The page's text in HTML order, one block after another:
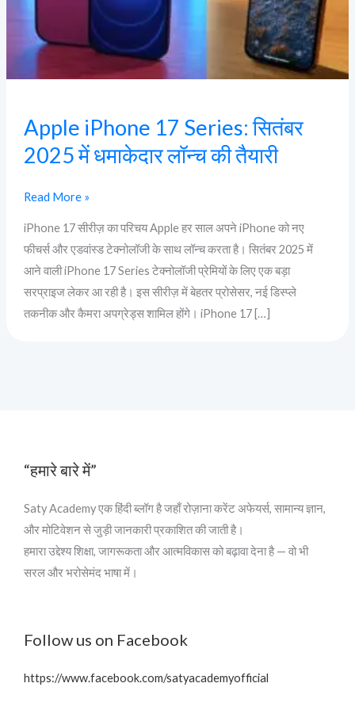
Apple iPhone 17 Series: सितंबर
2025 में धमाकेदार लॉन्च की तैयारी
धमाकेदार
लॉन्च
की
Read More »
iPhone 17 सीरीज़ का परिचय Apple हर साल अपने iPhone को नए
फीचर्स और एडवांस्ड टेक्नोलॉजी के साथ लॉन्च करता है। सितंबर 2025 में
आने वाली iPhone 17 Series टेक्नोलॉजी प्रेमियों के लिए एक बड़ा
सरप्राइज लेकर आ रही है। इस सीरीज़ में बेहतर प्रोसेसर, नई डिस्प्ले
तकनीक और कैमरा अपग्रेड्स शामिल होंगे। iPhone 17 […]
“हमारे बारे में”
Saty Academy एक हिंदी ब्लॉग है जहाँ रोज़ाना करेंट अफेयर्स, सामान्य ज्ञान,
और मोटिवेशन से जुड़ी जानकारी प्रकाशित की जाती है।
हमारा उद्देश्य शिक्षा, जागरूकता और आत्मविकास को बढ़ावा देना है — वो भी
सरल और भरोसेमंद भाषा में।
Follow us on Facebook
https://www.facebook.com/satyacademyofficial